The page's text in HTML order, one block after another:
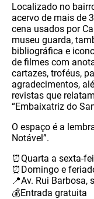
Localizado no
acervo de mais de
cena usados por
museu guarda,
bibliográfica e
de filmes com
cartazes, troféus,
agradecimentos,
revistas que
“Embaixatriz do
O espaço é a
Notável”.
⏰Quarta a sexta-
⏰Domingo e
📍Av. Rui Barbosa,
💰Entrada gratuita